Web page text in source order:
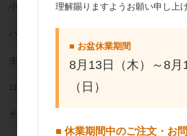
小麦粉
バター
生クリーム
ロングライフ牛乳
チーズ
理解賜りますようお願い申し上げ
■ お盆休業期間
8月13日（木）～8月
（日）
■ 休業期間中のご注文・お